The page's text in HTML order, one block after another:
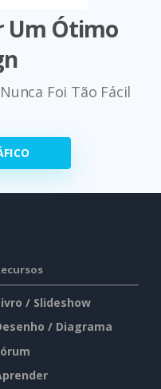
Um Ótimo
Foi Tão Fácil
/ Slideshow
/ Diagrama